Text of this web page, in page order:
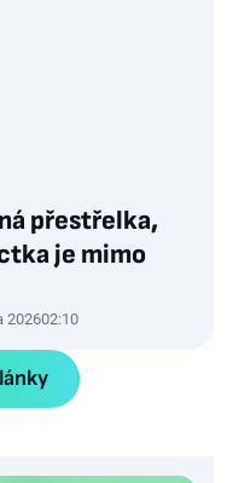
přestřelka,
je mimo
202602:10